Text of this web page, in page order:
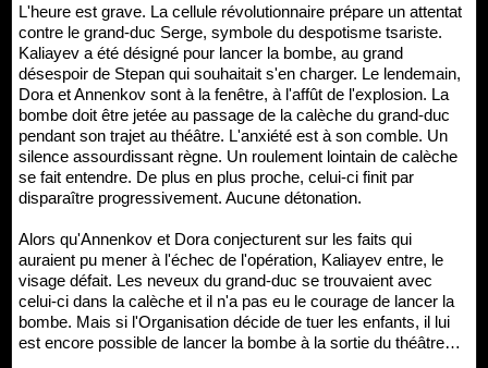
L'heure est grave. La cellule révolutionnaire prépare un attentat
contre le grand-duc Serge, symbole du despotisme tsariste.
Kaliayev a été désigné pour lancer la bombe, au grand
désespoir de Stepan qui souhaitait s'en charger. Le lendemain,
Dora et Annenkov sont à la fenêtre, à l'affût de l'explosion. La
bombe doit être jetée au passage de la calèche du grand-duc
pendant son trajet au théâtre. L'anxiété est à son comble. Un
silence assourdissant règne. Un roulement lointain de calèche
se fait entendre. De plus en plus proche, celui-ci finit par
disparaître progressivement. Aucune détonation.
Alors qu'Annenkov et Dora conjecturent sur les faits qui
auraient pu mener à l'échec de l'opération, Kaliayev entre, le
visage défait. Les neveux du grand-duc se trouvaient avec
celui-ci dans la calèche et il n'a pas eu le courage de lancer la
bombe. Mais si l'Organisation décide de tuer les enfants, il lui
est encore possible de lancer la bombe à la sortie du théâtre…